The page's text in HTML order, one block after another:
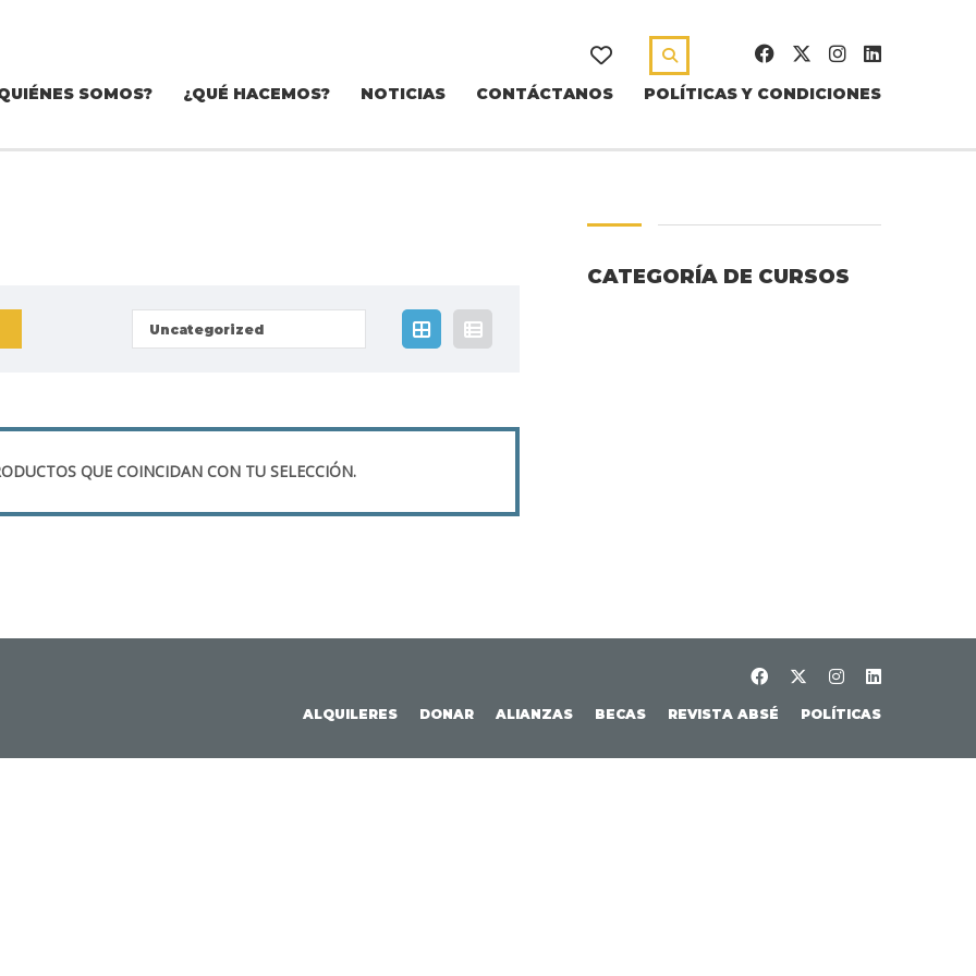
SOMOS? ¿QUÉ HACEMOS? NOTICIAS CONTÁCTANOS POLÍTICAS Y CONDICIONES
Uncategorized
QUE COINCIDAN CON TU SELECCIÓN.
CATEGORÍA DE CURSOS
ALQUILERES DONAR ALIANZAS BECAS REVISTA ABSÉ POLÍTICAS